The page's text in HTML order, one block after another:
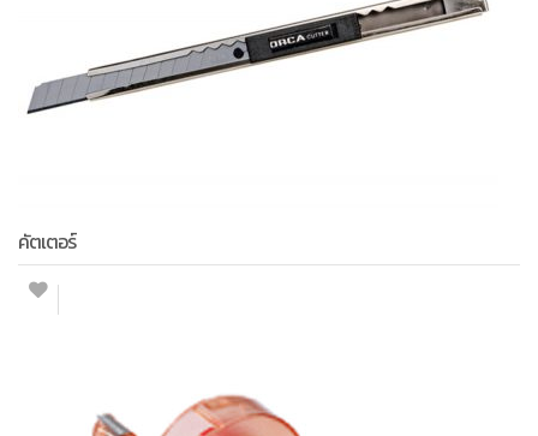
คัตเตอร์